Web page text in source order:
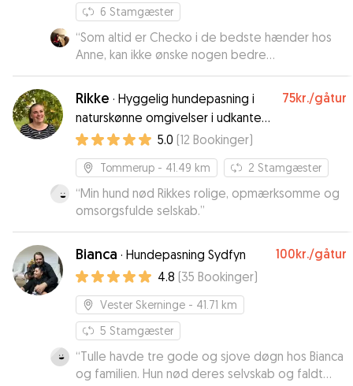
6 Stamgæster
“Som altid er Checko i de bedste hænder hos
Anne, kan ikke ønske nogen bedre
hundepasser!”
Rikke · Hyggelig hundepasning i
naturskønne omgivelser i udkanten
af Tommerup
75kr./gåtur
5.0 (12 Bookinger)
Tommerup - 41.49 km 2 Stamgæster
“Min hund nød Rikkes rolige, opmærksomme og
omsorgsfulde selskab.”
Bianca · Hundepasning Sydfyn 100kr./gåtur
4.8 (35 Bookinger)
Vester Skerninge - 41.71 km
5 Stamgæster
“Tulle havde tre gode og sjove døgn hos Bianca
og familien. Hun nød deres selvskab og faldt